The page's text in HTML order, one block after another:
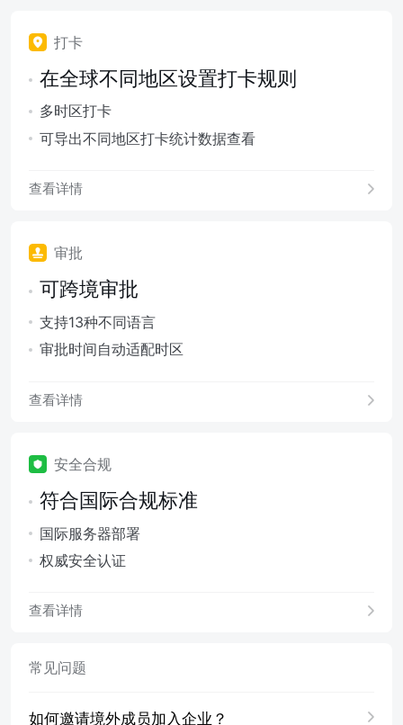
打卡
在全球不同地区设置打卡规则
多时区打卡
可导出不同地区打卡统计数据查看
查看详情
审批
可跨境审批
支持13种不同语言
审批时间自动适配时区
查看详情
安全合规
符合国际合规标准
国际服务器部署
权威安全认证
查看详情
常见问题
如何邀请境外成员加入企业？